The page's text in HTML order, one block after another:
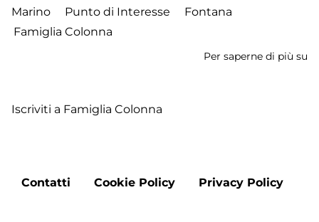
Marino
Punto di Interesse
Fontana
Famiglia Colonna
Per saperne di più su
Iscriviti a Famiglia Colonna
Footer
Contatti Cookie Policy Privacy Policy